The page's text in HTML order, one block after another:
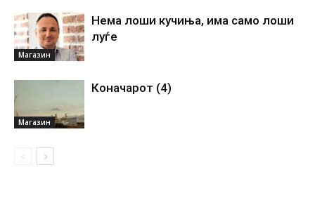
Магазин
Нема лоши кучиња, има само лоши
луѓе
Магазин
Коначарот (4)